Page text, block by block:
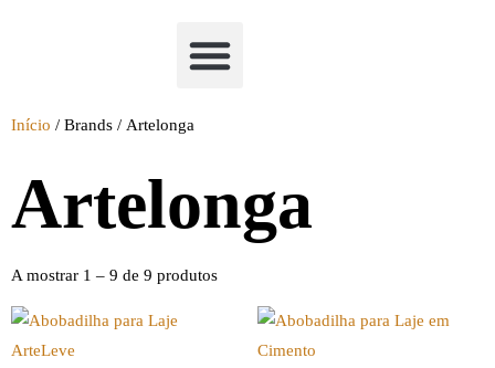
Início / Brands / Artelonga
Artelonga
A mostrar 1 – 9 de 9 produtos